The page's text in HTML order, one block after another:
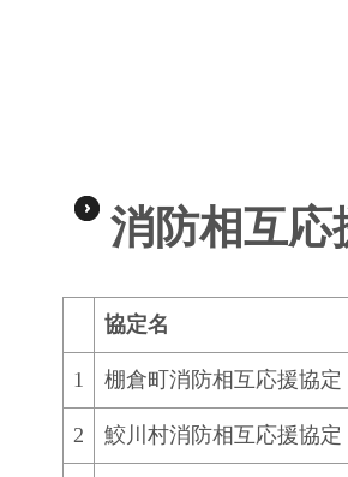
消防相互応
協定名
1 棚倉町消防相互応援協定
2 鮫川村消防相互応援協定